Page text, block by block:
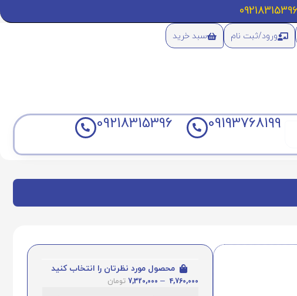
ورود/ثبت نام سبد خرید
09193768199
09218315396
محصول مورد نظرتان را انتخاب کنید
4,760,000
–
7,320,000 تومان